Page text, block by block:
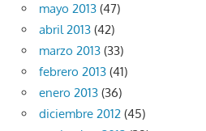
mayo 2013 (47)
abril 2013 (42)
marzo 2013 (33)
febrero 2013 (41)
enero 2013 (36)
diciembre 2012 (45)